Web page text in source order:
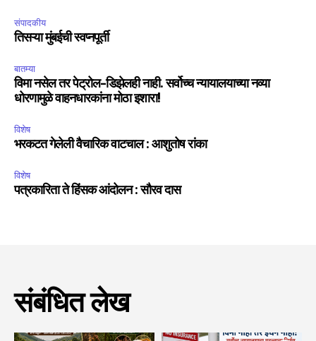
संपादकीय
तिसऱ्या मुंबईची स्वप्नपूर्ती
बातम्या
विमा नसेल तर पेट्रोल-डिझेलही नाही. सर्वोच्च न्यायालयाच्या नव्या
धोरणामुळे वाहनधारकांना मोठा इशारा!
विशेष
भरकटत गेलेली वैचारिक वाटचाल : आशुतोष रांका
विशेष
पत्रकारिता ते हिंसक आंदोलन : सौरव दास
संबंधित लेख